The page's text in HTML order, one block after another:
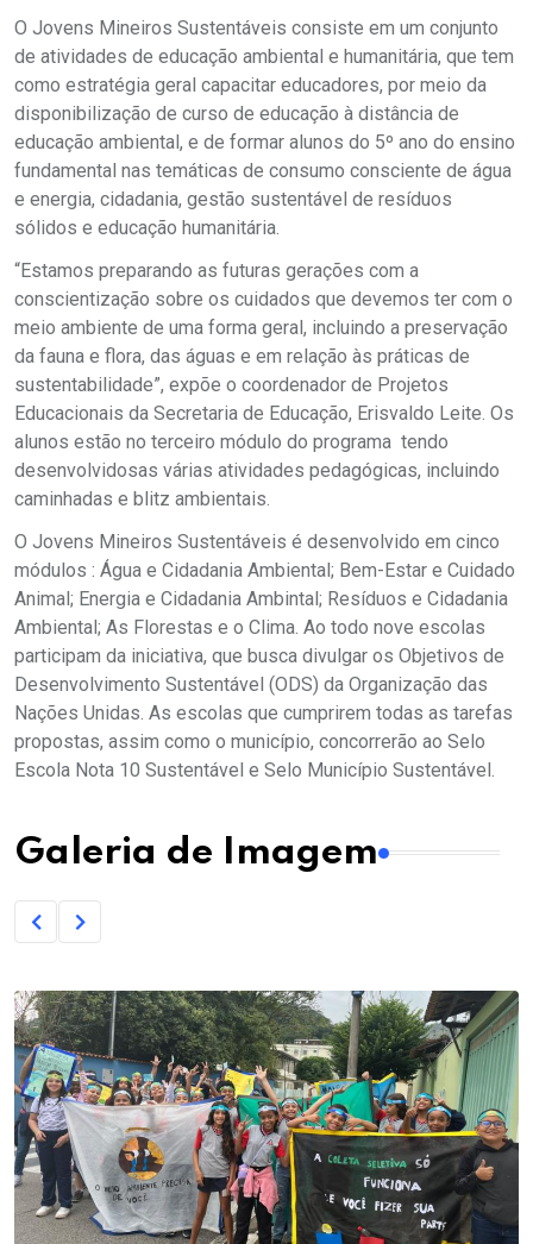
O Jovens Mineiros Sustentáveis consiste em um conjunto
de atividades de educação ambiental e humanitária, que tem
como estratégia geral capacitar educadores, por meio da
disponibilização de curso de educação à distância de
educação ambiental, e de formar alunos do 5º ano do ensino
fundamental nas temáticas de consumo consciente de água
e energia, cidadania, gestão sustentável de resíduos
sólidos e educação humanitária.
“Estamos preparando as futuras gerações com a
conscientização sobre os cuidados que devemos ter com o
meio ambiente de uma forma geral, incluindo a preservação
da fauna e flora, das águas e em relação às práticas de
sustentabilidade”, expõe o coordenador de Projetos
Educacionais da Secretaria de Educação, Erisvaldo Leite. Os
alunos estão no terceiro módulo do programa tendo
desenvolvidosas várias atividades pedagógicas, incluindo
caminhadas e blitz ambientais.
O Jovens Mineiros Sustentáveis é desenvolvido em cinco
módulos : Água e Cidadania Ambiental; Bem-Estar e Cuidado
Animal; Energia e Cidadania Ambintal; Resíduos e Cidadania
Ambiental; As Florestas e o Clima. Ao todo nove escolas
participam da iniciativa, que busca divulgar os Objetivos de
Desenvolvimento Sustentável (ODS) da Organização das
Nações Unidas. As escolas que cumprirem todas as tarefas
propostas, assim como o município, concorrerão ao Selo
Escola Nota 10 Sustentável e Selo Município Sustentável.
Galeria de Imagem